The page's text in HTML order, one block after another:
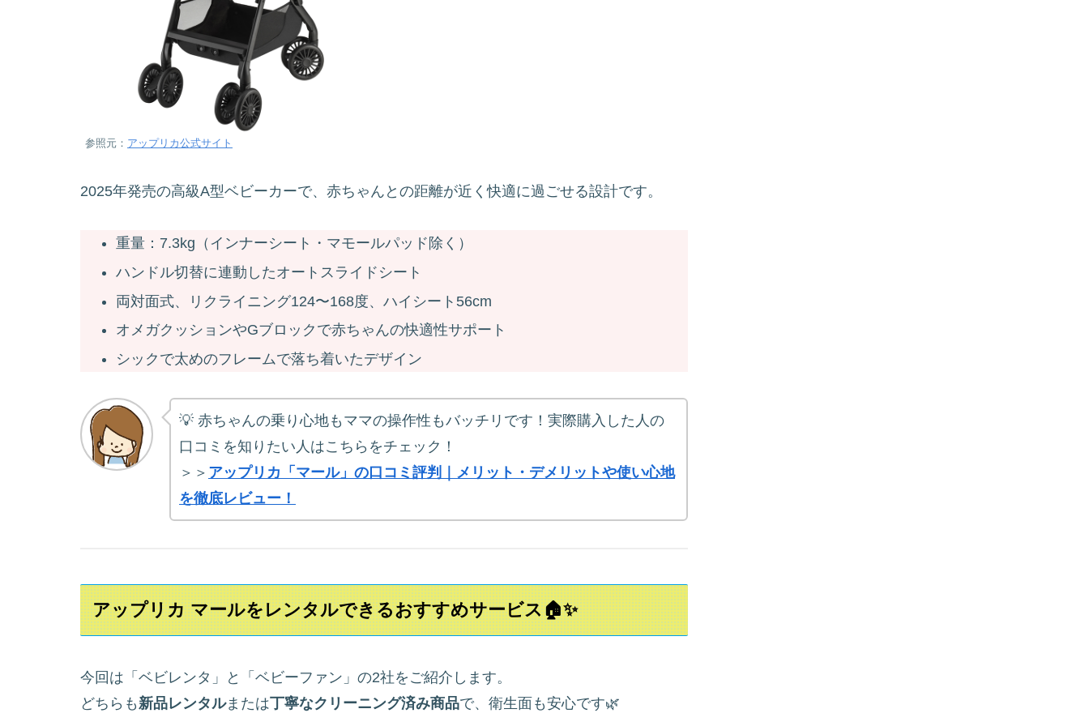
参照元： アップリカ公式サイト
2025年発売の高級A型ベビーカーで、赤ちゃんとの距離が近く快適に過ごせる設計です。
重量：7.3kg（インナーシート・マモールパッド除く）
ハンドル切替に連動したオートスライドシート
両対面式、リクライニング124〜168度、ハイシート56cm
オメガクッションやGブロックで赤ちゃんの快適性サポート
シックで太めのフレームで落ち着いたデザイン
💡 赤ちゃんの乗り心地もママの操作性もバッチリです！実際購入した人の
口コミを知りたい人はこちらをチェック！
＞＞ アップリカ「マール」の口コミ評判｜メリット・デメリットや使い心地
を徹底レビュー！
アップリカ マールをレンタルできるおすすめサービス🏠✨
今回は「ベビレンタ」と「ベビーファン」の2社をご紹介します。
どちらも新品レンタルまたは丁寧なクリーニング済み商品で、衛生面も安心です🌿